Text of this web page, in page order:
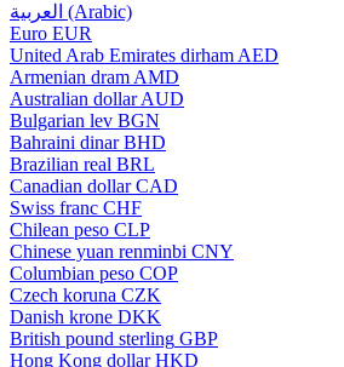
العربية (Arabic)
Euro EUR
United Arab Emirates dirham AED
Armenian dram AMD
Australian dollar AUD
Bulgarian lev BGN
Bahraini dinar BHD
Brazilian real BRL
Canadian dollar CAD
Swiss franc CHF
Chilean peso CLP
Chinese yuan renminbi CNY
Columbian peso COP
Czech koruna CZK
Danish krone DKK
British pound sterling GBP
Hong Kong dollar HKD